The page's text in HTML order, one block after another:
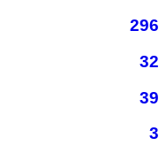
296
32
39
3